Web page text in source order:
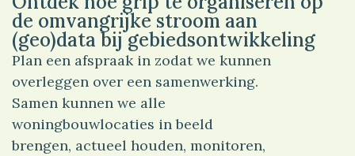
de omvangrijke stroom aan
(geo)data bij gebiedsontwikkeling
Plan een afspraak in zodat we kunnen
overleggen over een samenwerking.
Samen kunnen we alle
woningbouwlocaties in beeld
brengen, actueel houden, monitoren,